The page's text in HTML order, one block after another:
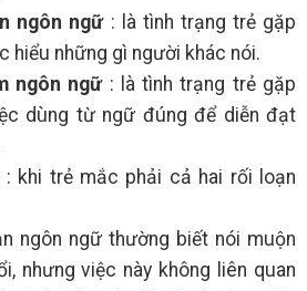
ngôn ngữ: là tình trạng trẻ gặp
hiểu những gì người khác nói.
ngôn ngữ: là tình trạng trẻ gặp
dùng từ ngữ đúng để diễn đạt
: khi trẻ mắc phải cả hai rối loạn
ngôn ngữ thường biết nói muộn
nhưng việc này không liên quan